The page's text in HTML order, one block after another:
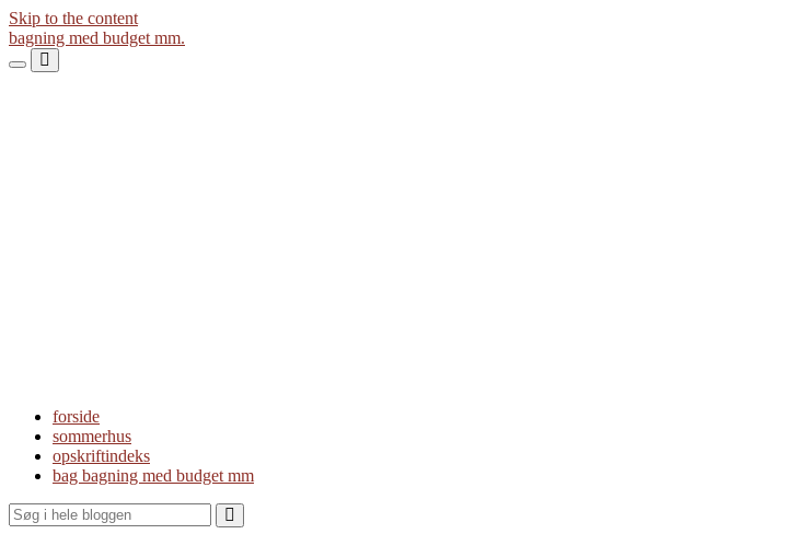
Skip to the content
bagning med budget mm.
ToggleToggle
forside
sommerhus
opskriftindeks
bag bagning med budget mm